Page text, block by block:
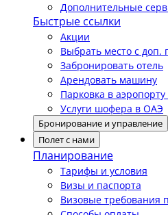
Дополнительные
Быстрые ссылки
Акции
Выбрать место с доп.
Забронировать отель
Арендовать машину
Парковка в аэропорту
Услуги шофера в ОАЭ
Бронирование и управление
Полет с нами
Планирование
Тарифы и условия
Визы и паспорта
Визовые требования